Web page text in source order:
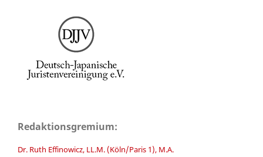
Redaktionsgremium:
Dr. Ruth Effinowicz, LL.M. (Köln/Paris 1), M.A.